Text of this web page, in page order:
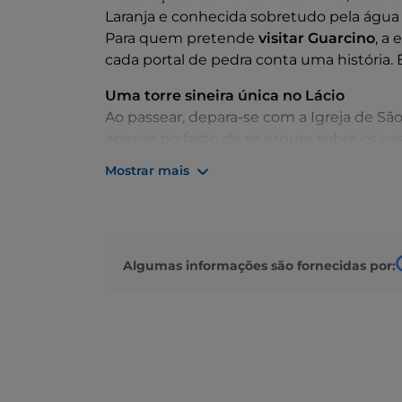
Laranja e conhecida sobretudo pela
Para quem pretende visitar Guarcino, a
cada portal de pedra conta uma história.
Uma torre sineira única no Lácio
Ao passear, depara-se com a Igreja de
Segundo a lenda, a receita foi oferecida
pela hospitalidade recebida de uma
Mostrar mais
Algumas informações são fornecidas por: